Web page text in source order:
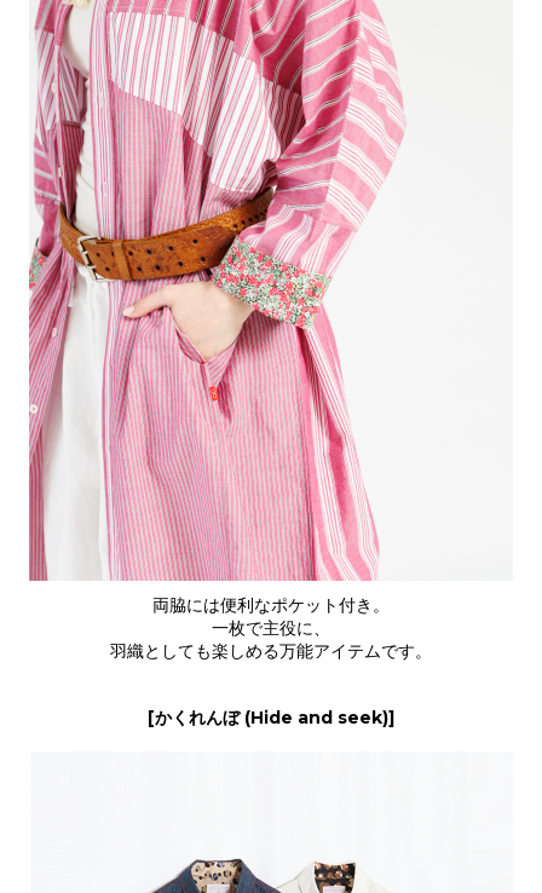
両脇には便利なポケット付き。
一枚で主役に、
羽織としても楽しめる万能アイテムです。
[かくれんぼ (Hide and seek)]